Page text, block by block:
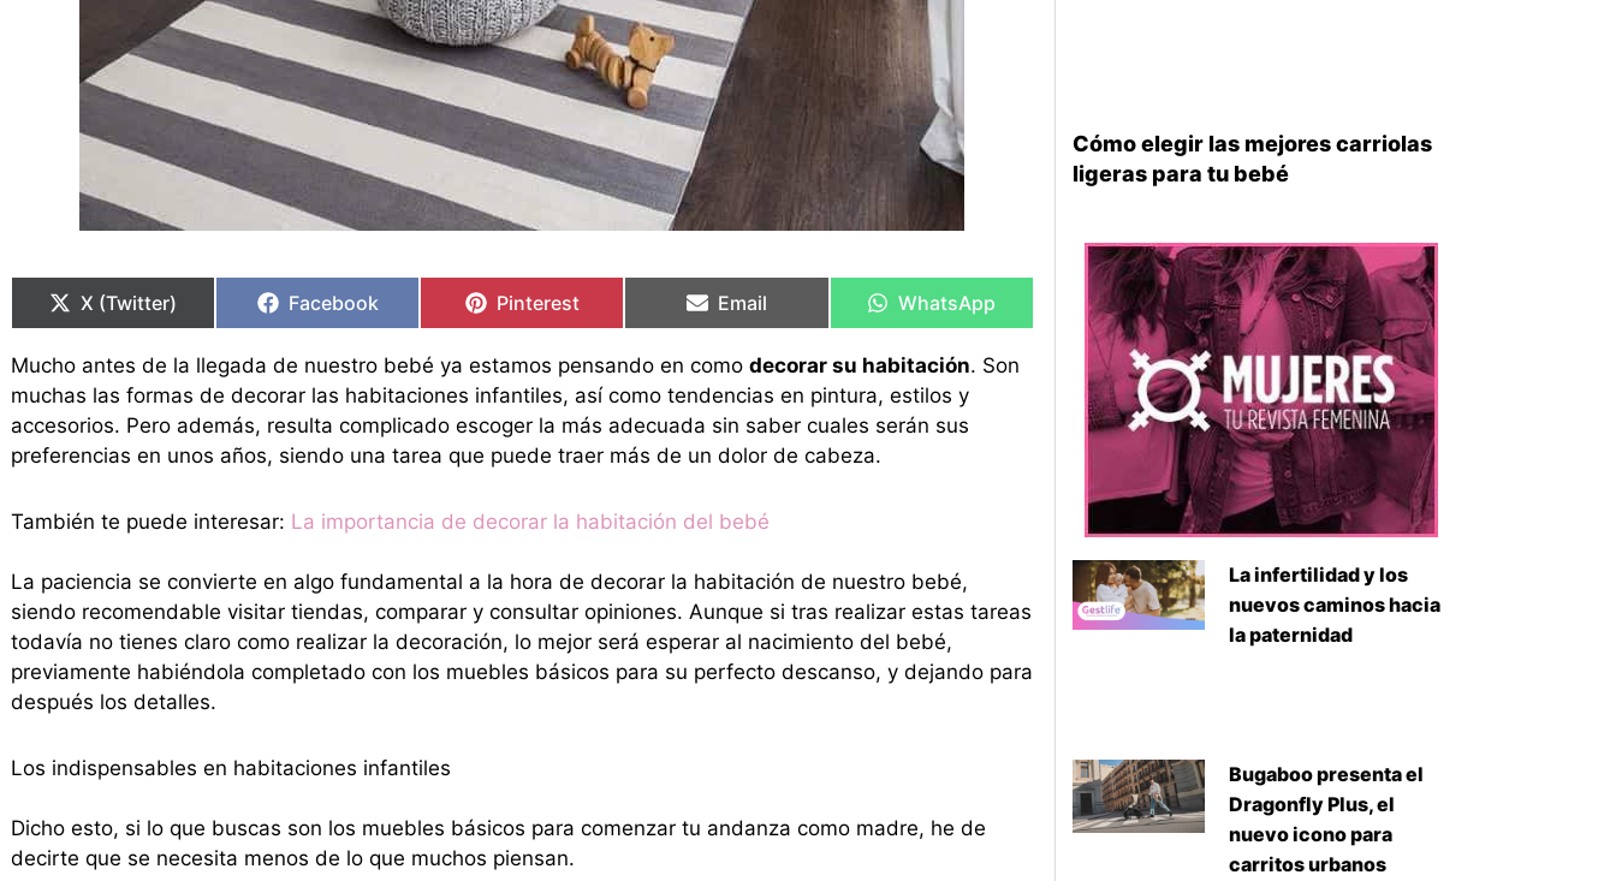
en
X (Twitter)
en
Facebook
en
Pinterest
en
Email
en
WhatsApp
Mucho antes de la llegada de nuestro bebé ya estamos pensando en como decorar su habitación. Son
muchas las formas de decorar las habitaciones infantiles, así como tendencias en pintura, estilos y
accesorios. Pero además, resulta complicado escoger la más adecuada sin saber cuales serán sus
preferencias en unos años, siendo una tarea que puede traer más de un dolor de cabeza.
También te puede interesar: La importancia de decorar la habitación del bebé
La paciencia se convierte en algo fundamental a la hora de decorar la habitación de nuestro bebé,
siendo recomendable visitar tiendas, comparar y consultar opiniones. Aunque si tras realizar estas tareas
todavía no tienes claro como realizar la decoración, lo mejor será esperar al nacimiento del bebé,
previamente habiéndola completado con los muebles básicos para su perfecto descanso, y dejando para
después los detalles.
Los indispensables en habitaciones infantiles
Dicho esto, si lo que buscas son los muebles básicos para comenzar tu andanza como madre, he de
decirte que se necesita menos de lo que muchos piensan.
en
en
en
en
en
Cómo elegir las mejores carriolas
ligeras para tu bebé
La infertilidad y los
nuevos caminos hacia
la paternidad
Bugaboo presenta el
Dragonfly Plus, el
nuevo icono para
carritos urbanos